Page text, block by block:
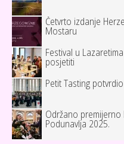
Četvrto izdanje
Mostaru
Festival u
posjetiti
Petit Tasting
Održano premijerno
Podunavlja 2025.